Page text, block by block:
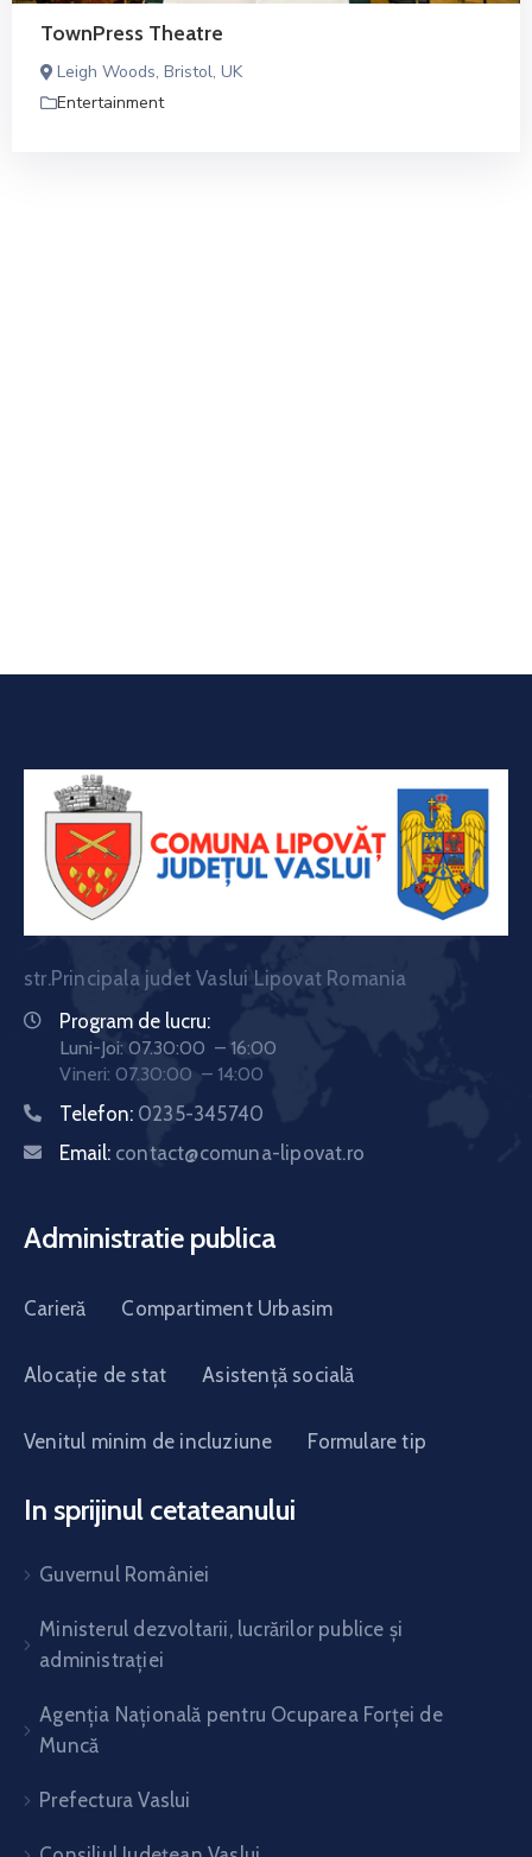
TownPress Theatre
Leigh Woods, Bristol, UK
Entertainment
str.Principala judet Vaslui Lipovat Romania
Program de lucru:
Luni-Joi: 07.30:00 – 16:00
Vineri: 07.30:00 – 14:00
Telefon: 0235-345740
Email: contact@comuna-lipovat.ro
Administratie publica
Carieră Compartiment Urbasim
Alocație de stat Asistență socială
Venitul minim de incluziune Formulare tip
In sprijinul cetateanului
Guvernul României
Ministerul dezvoltarii, lucrărilor publice și
administrației
Agenția Națională pentru Ocuparea Forței de
Muncă
Prefectura Vaslui